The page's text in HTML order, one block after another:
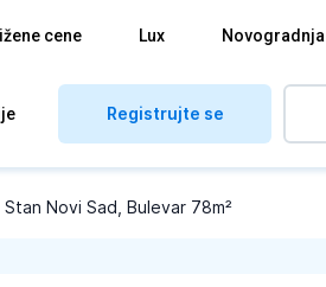
cene Lux Novogradnja
Registrujte se
Stan Novi Sad, Bulevar 78m²